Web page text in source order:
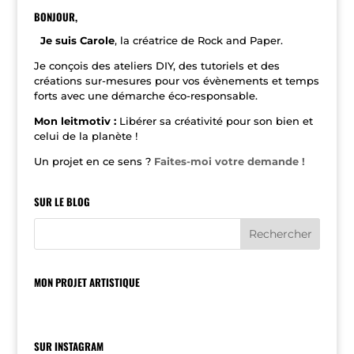
n
v
e
:
BONJOUR,
Je suis Carole, la créatrice de Rock and Paper.
Je conçois des ateliers DIY, des tutoriels et des
créations sur-mesures pour vos évènements et temps
forts avec une démarche éco-responsable.
Mon leitmotiv : Libérer sa créativité pour son bien et
celui de la planète !
Un projet en ce sens ? Faites-moi votre demande !
SUR LE BLOG
MON PROJET ARTISTIQUE
SUR INSTAGRAM